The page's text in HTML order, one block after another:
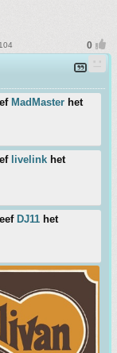
MadMaster het
livelink het
DJ11 het